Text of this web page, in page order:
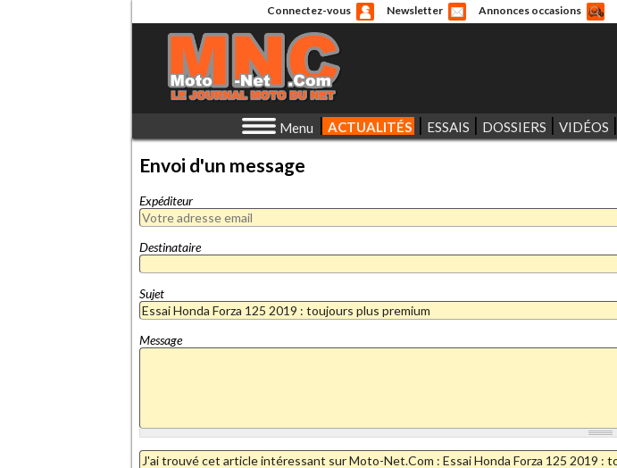
Connectez-vous Newsletter Annonces occasions
Menu ACTUALITÉS ESSAIS DOSSIERS VIDÉOS
Envoi d'un message
Expéditeur
Destinataire
Sujet
Message